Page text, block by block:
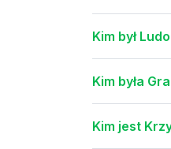
Kim był
Kim była
Kim jest